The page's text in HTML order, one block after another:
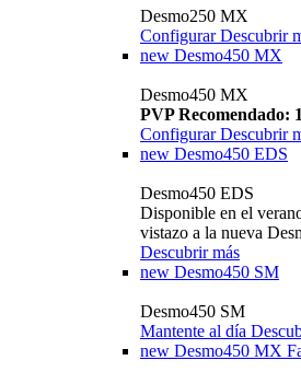
Desmo250 MX
Configurar Descubrir
new Desmo450 MX
Desmo450 MX
PVP Recomendado:
Configurar Descubrir
new Desmo450 EDS
Desmo450 EDS
Disponible en el
vistazo a la nueva
Descubrir más
new Desmo450 SM
Desmo450 SM
Mantente al día
new Desmo450 MX